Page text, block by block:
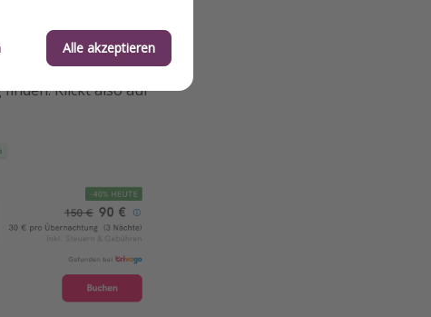
Klickt also auf
Alle akzeptieren